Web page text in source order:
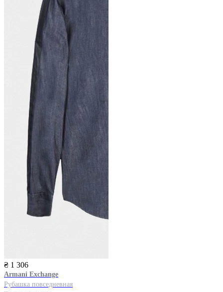
₴ 1 306
Armani Exchange
Рубашка повседневная